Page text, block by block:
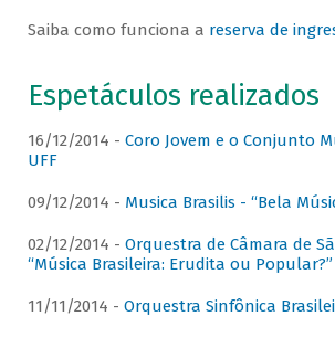
Saiba como funciona a reserva de
Espetáculos realizados
16/12/2014 - Coro Jovem e o Conjunto
UFF
09/12/2014 - Musica Brasilis - “Bela
02/12/2014 - Orquestra de Câmara de
“Música Brasileira: Erudita ou Popular?”
11/11/2014 - Orquestra Sinfônica